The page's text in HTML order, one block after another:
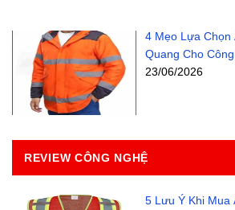
4 Mẹo Lựa Chọn
Quang Cho
23/06/2026
REVIEW CÔNG NGHỆ
5 Lưu Ý Khi Mua